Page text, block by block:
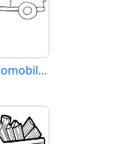
Nákladní Automobil (11)